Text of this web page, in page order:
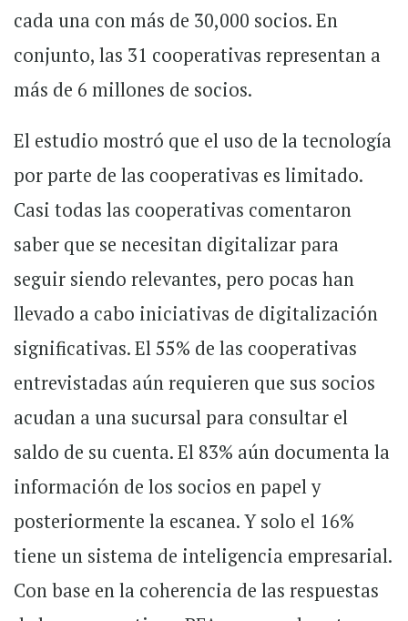
cada una con más de 30,000 socios. En
conjunto, las 31 cooperativas representan a
más de 6 millones de socios.
El estudio mostró que el uso de la tecnología
por parte de las cooperativas es limitado.
Casi todas las cooperativas comentaron
saber que se necesitan digitalizar para
seguir siendo relevantes, pero pocas han
llevado a cabo iniciativas de digitalización
significativas. El 55% de las cooperativas
entrevistadas aún requieren que sus socios
acudan a una sucursal para consultar el
saldo de su cuenta. El 83% aún documenta la
información de los socios en papel y
posteriormente la escanea. Y solo el 16%
tiene un sistema de inteligencia empresarial.
Con base en la coherencia de las respuestas